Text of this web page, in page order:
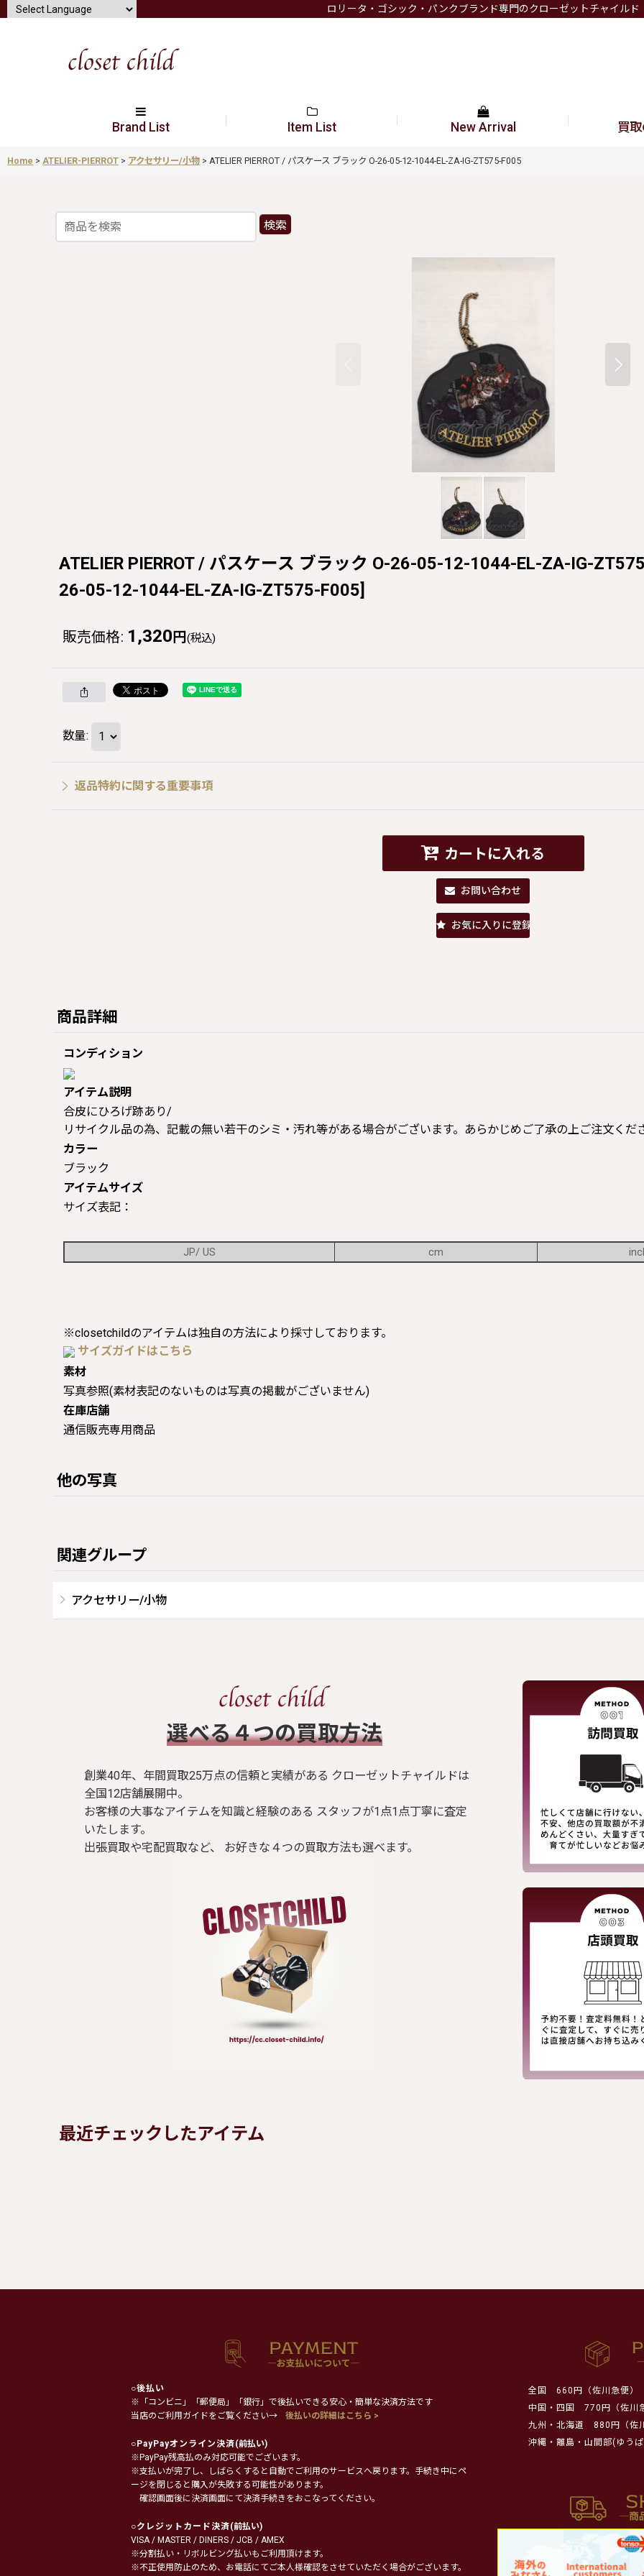
ロリータ・ゴシック・パンクブランド専門のクローゼットチャイルド
Brand List Item List New Arrival 買
Home > ATELIER-PIERROT > アクセサリー/小物 > ATELIER PIERROT / パスケース ブラック O-26-05-12-1044-EL-ZA-IG-ZT575-F005
検索
ATELIER PIERROT / パスケース ブラック O-26-05-12-1044-EL-ZA-IG-
26-05-12-1044-EL-ZA-IG-ZT575-F005]
販売価格: 1,320 円 (税込)
数量:
返品特約に関する重要事項
カートに入れる
お問い合わせ
お気に入りに登録
商品詳細
コンディション
アイテム説明
合皮にひろげ跡あり/
リサイクル品の為、記載の無い若干のシミ・汚れ等がある場合がございます。あらかじめご了承の上ご注文くだ
カラー
ブラック
アイテムサイズ
サイズ表記：
JP/ US cm
※closetchildのアイテムは独自の方法により採寸しております。
サイズガイドはこちら
素材
写真参照(素材表記のないものは写真の掲載がございません)
在庫店舗
通信販売専用商品
他の写真
関連グループ
アクセサリー/小物
​選べる４つの買取方法
創業40年、年間買取25万点の信頼と実績がある クローゼットチャイルドは
全国12店舗展開中。
お客様の大事なアイテムを知識と経験のある スタッフが1点1点丁寧に査定
いたします。
出張買取や宅配買取など、 お好きな４つの買取方法も選べます。
最近チェックしたアイテム
○後払い
※「コンビニ」「郵便局」「銀行」で後払いできる安心・簡単な決済方法です
当店のご利用ガイドをご覧ください→
後払いの詳細はこちら >
○PayPayオンライン決済(前払い)
※PayPay残高払のみ対応可能でございます。
※支払いが完了し、しばらくすると自動でご利用のサービスへ戻ります。手続き中にペ
ージを閉じると購入が失敗する可能性があります。
確認画面後に決済画面にて決済手続きをおこなってください。
○クレジットカード決済(前払い)
VISA / MASTER / DINERS / JCB / AMEX
※分割払い・リボルビング払いもご利用頂けます。
※不正使用防止のため、お電話にてご本人様確認をさせていただく場合がございます。
全国
660円（佐川急便）
中国・四国
770円（佐川
九州・北海道
880円（佐
沖縄・離島・山間部(ゆう